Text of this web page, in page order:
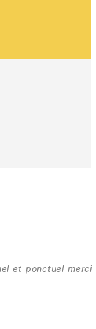
et ponctuel